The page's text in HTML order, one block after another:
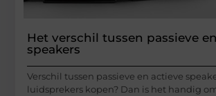
Het verschil tussen passieve
speakers
Verschil tussen passieve en actieve
luidsprekers kopen? Dan is het handig